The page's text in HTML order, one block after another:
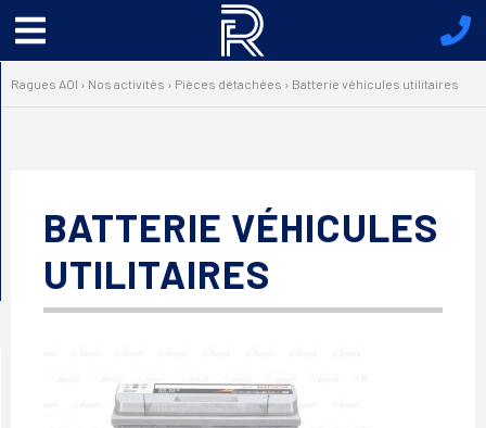
Menu
principal
Ragues AOI › Nos activités › Pièces détachées › Batterie véhicules utilitaires
BATTERIE VÉHICULES
UTILITAIRES